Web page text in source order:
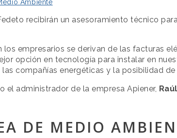
Ambiente
recibirán un asesoramiento técnico
empresarios se derivan de las facturas
opción en tecnología para instalar en
compañías energéticas y la posibilidad de
el administrador de la empresa Apiener,
DE MEDIO